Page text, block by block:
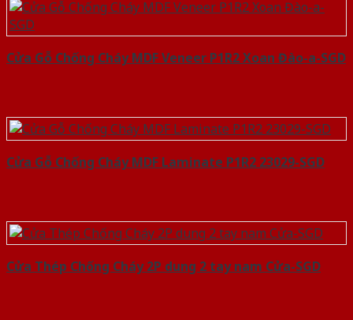
Cửa Gỗ Chống Cháy MDF Veneer P1R2 Xoan Đào-a-SGD
Cửa Gỗ Chống Cháy MDF Laminate P1R2 23029-SGD
Cửa Thép Chống Cháy 2P dung 2 tay nam Cửa-SGD